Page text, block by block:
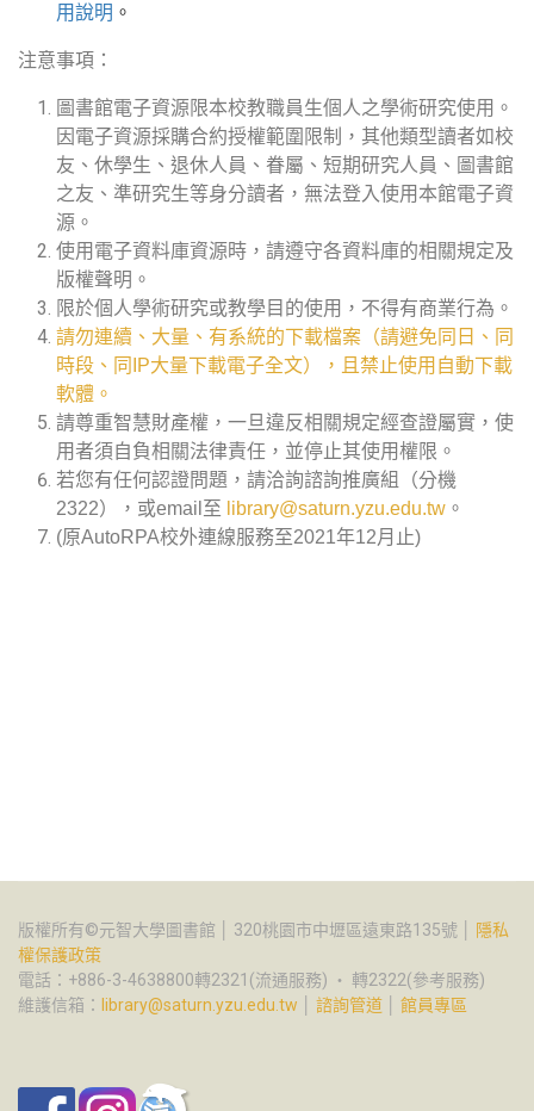
用說明 。
注意事項：
圖書館電子資源限本校教職員生個人之學術研究使用。
因電子資源採購合約授權範圍限制，其他類型讀者如校
友、休學生、退休人員、眷屬、短期研究人員、圖書館
之友、準研究生等身分讀者，無法登入使用本館電子資
源。
使用電子資料庫資源時，請遵守各資料庫的相關規定及
版權聲明。
限於個人學術研究或教學目的使用，不得有商業行為。
請勿連續、大量、有系統的下載檔案（請避免同日、同
時段、同IP大量下載電子全文），且禁止使用自動下載
軟體。
請尊重智慧財產權，一旦違反相關規定經查證屬實，使
用者須自負相關法律責任，並停止其使用權限。
若您有任何認證問題，請洽詢諮詢推廣組（分機
2322），或email至 library@saturn.yzu.edu.tw 。
(原AutoRPA校外連線服務至2021年12月止)
版權所有©元智大學圖書館 │ 320桃園市中壢區遠東路135號 │
隱私
權保護政策
電話：+886-3-4638800轉2321(流通服務) ‧ 轉2322(參考服務)
維護信箱： library@saturn.yzu.edu.tw 諮詢管道 館員專區